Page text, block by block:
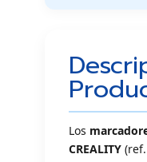
Los
CREALITY (ref.